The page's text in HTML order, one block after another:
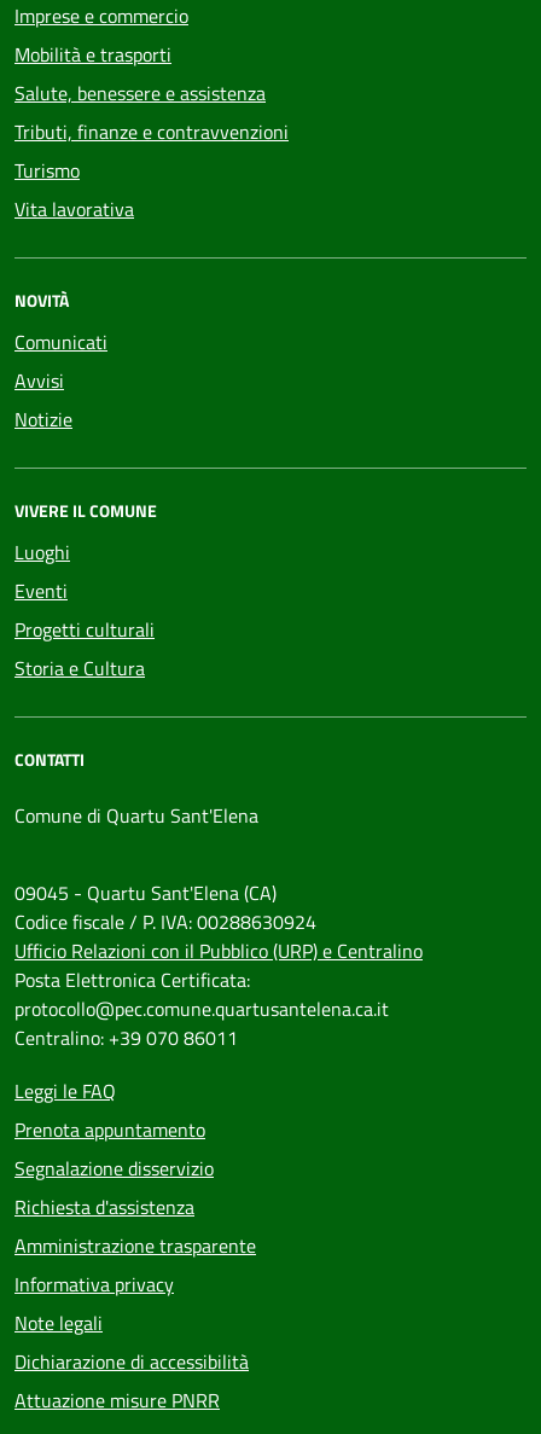
Imprese e commercio
Mobilità e trasporti
Salute, benessere e assistenza
Tributi, finanze e contravvenzioni
Turismo
Vita lavorativa
NOVITÀ
Comunicati
Avvisi
Notizie
VIVERE IL COMUNE
Luoghi
Eventi
Progetti culturali
Storia e Cultura
CONTATTI
Comune di Quartu Sant'Elena
09045 - Quartu Sant'Elena (CA)
Codice fiscale / P. IVA: 00288630924
Ufficio Relazioni con il Pubblico (URP) e Centralino
Posta Elettronica Certificata:
protocollo@pec.comune.quartusantelena.ca.it
Centralino: +39 070 86011
Leggi le FAQ
Prenota appuntamento
Segnalazione disservizio
Richiesta d'assistenza
Amministrazione trasparente
Informativa privacy
Note legali
Dichiarazione di accessibilità
Attuazione misure PNRR